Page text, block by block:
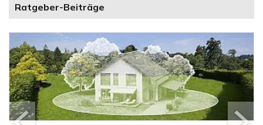
Ratgeber-Beiträge